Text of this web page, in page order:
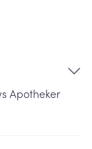
Apotheker